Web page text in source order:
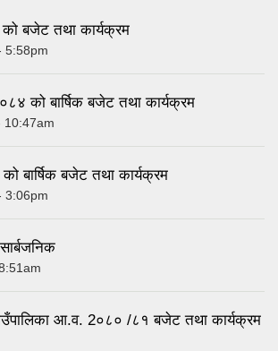
बजेट तथा कार्यक्रम
5:58pm
को बार्षिक बजेट तथा कार्यक्रम
10:47am
बार्षिक बजेट तथा कार्यक्रम
3:06pm
आ.व. 2०८० /८१ बजेट तथा कार्यक्रम